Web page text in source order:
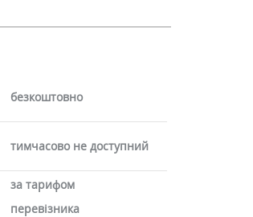
безкоштовно
тимчасово не доступний
за тарифом
перевізника